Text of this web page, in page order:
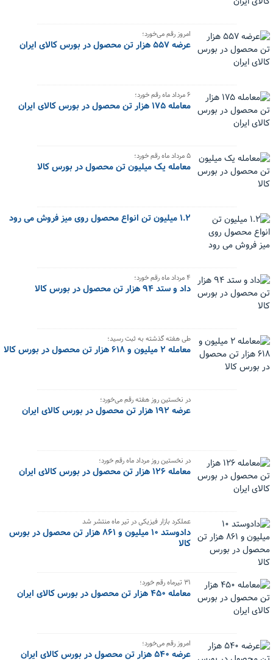
امروز رقم می‌خورد؛
عرضه ۵۵۷ هزار تن محصول در بورس کالای ایران
۶ مرداد ماه رقم خورد؛
معامله ۱۷۵ هزار تن محصول در بورس کالای ایران
۵ مرداد ماه رقم خورد؛
معامله یک میلیون تن محصول در بورس کالا
۱.۲ میلیون تن انواع محصول روی میز فروش می رود
۴ مرداد ماه رقم خورد؛
داد و ستد ۹۴ هزار تن محصول در بورس کالا
طی هفته گذشته به ثبت رسید؛
معامله ۲ میلیون و ۶۱۸ هزار تن محصول در بورس کالا
در نخستین روز هفته رقم می‌خورد؛
عرضه ۱۹۲ هزار تن محصول در بورس کالای ایران
در نخستین روز مرداد ماه رقم خورد؛
معامله ۱۲۶ هزار تن محصول در بورس کالای ایران
عملکرد بازار فیزیکی در تیر ماه منتشر شد
دادوستد ۱۰ میلیون و ۸۶۱ هزار تن محصول در بورس
کالا
۳۱ تیرماه رقم خورد؛
معامله ۴۵۰ هزار تن محصول در بورس کالای ایران
امروز رقم می‌خورد؛
عرضه ۵۴۰ هزار تن محصول در بورس کالای ایران